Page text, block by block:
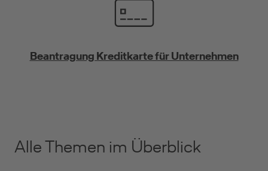
Beantragung Kreditkarte für Unternehmen
Alle Themen im Überblick